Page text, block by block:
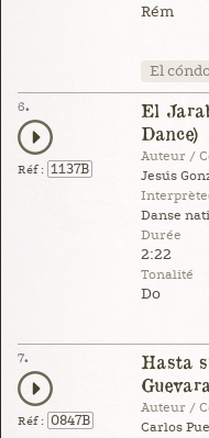
Rém
El
6.
Réf : 1137B
El
Dance)
Auteur /
Jesús
Danse
Durée
2:22
Tonalité
Do
7.
Réf : 0847B
Hasta
Auteur /
Carlos